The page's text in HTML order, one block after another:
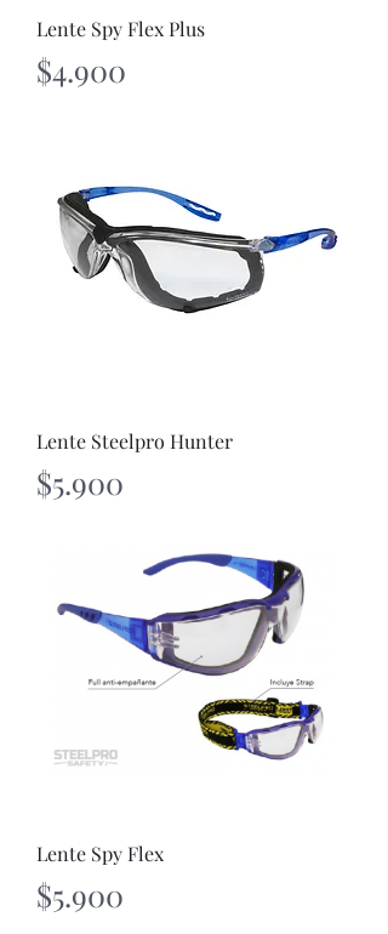
Lente Spy Flex Plus
Precio
$4.900
Lente Steelpro Hunter
Precio
$5.900
Lente Spy Flex
Precio
$5.900